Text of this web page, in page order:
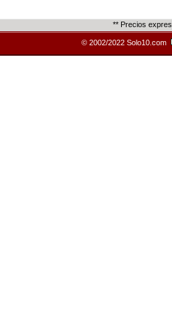
** Precios
© 2002/2022 Solo10.com